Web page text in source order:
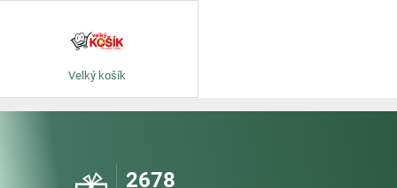
Velký košík
2678